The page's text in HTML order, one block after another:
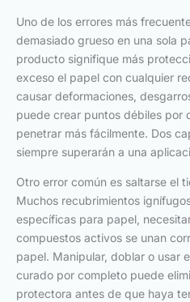
Uno de los errores más
demasiado grueso en una sola
producto signifique más
exceso el papel con cualquier
causar deformaciones,
puede crear puntos débiles por
penetrar más fácilmente. Dos
siempre superarán a una
Otro error común es saltarse el
Muchos recubrimientos
específicas para papel,
compuestos activos se unan
papel. Manipular, doblar o usar
curado por completo puede
protectora antes de que haya